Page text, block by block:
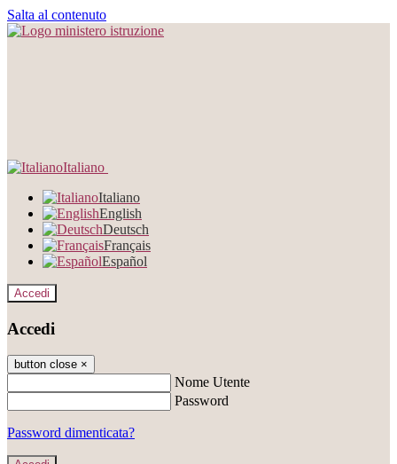
Salta al contenuto
Italiano
Italiano
English
Deutsch
Français
Español
Accedi
Accedi
button close ×
Nome Utente
Password
Password dimenticata?